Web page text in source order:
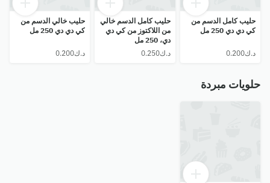
حليب كامل الدسم من
كي دي دي 250 مل
حليب كامل الدسم خالي
من اللاكتوز من كي دي
دي، 250 مل
⁦د.ك0.250⁩
حليب خالي الدسم من
كي دي دي 250 مل
حلويات مبردة